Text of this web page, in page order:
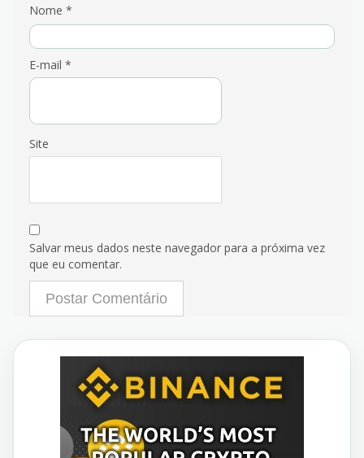
Nome *
E-mail *
Site
Salvar meus dados neste navegador para a próxima vez
que eu comentar.